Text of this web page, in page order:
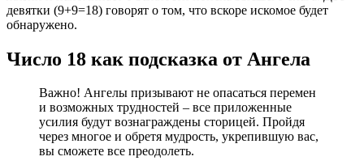
девятки (9+9=18) говорят о том, что вскоре искомое будет
обнаружено.
Число 18 как подсказка от Ангела
Важно! Ангелы призывают не опасаться перемен
и возможных трудностей – все приложенные
усилия будут вознаграждены сторицей. Пройдя
через многое и обретя мудрость, укрепившую вас,
вы сможете все преодолеть.